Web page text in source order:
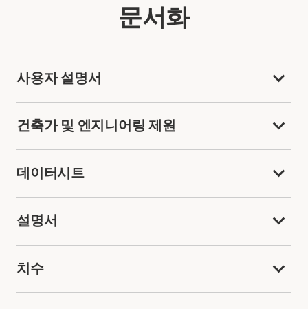
문서화
사용자 설명서
건축가 및 엔지니어링 제원
데이터시트
설명서
치수